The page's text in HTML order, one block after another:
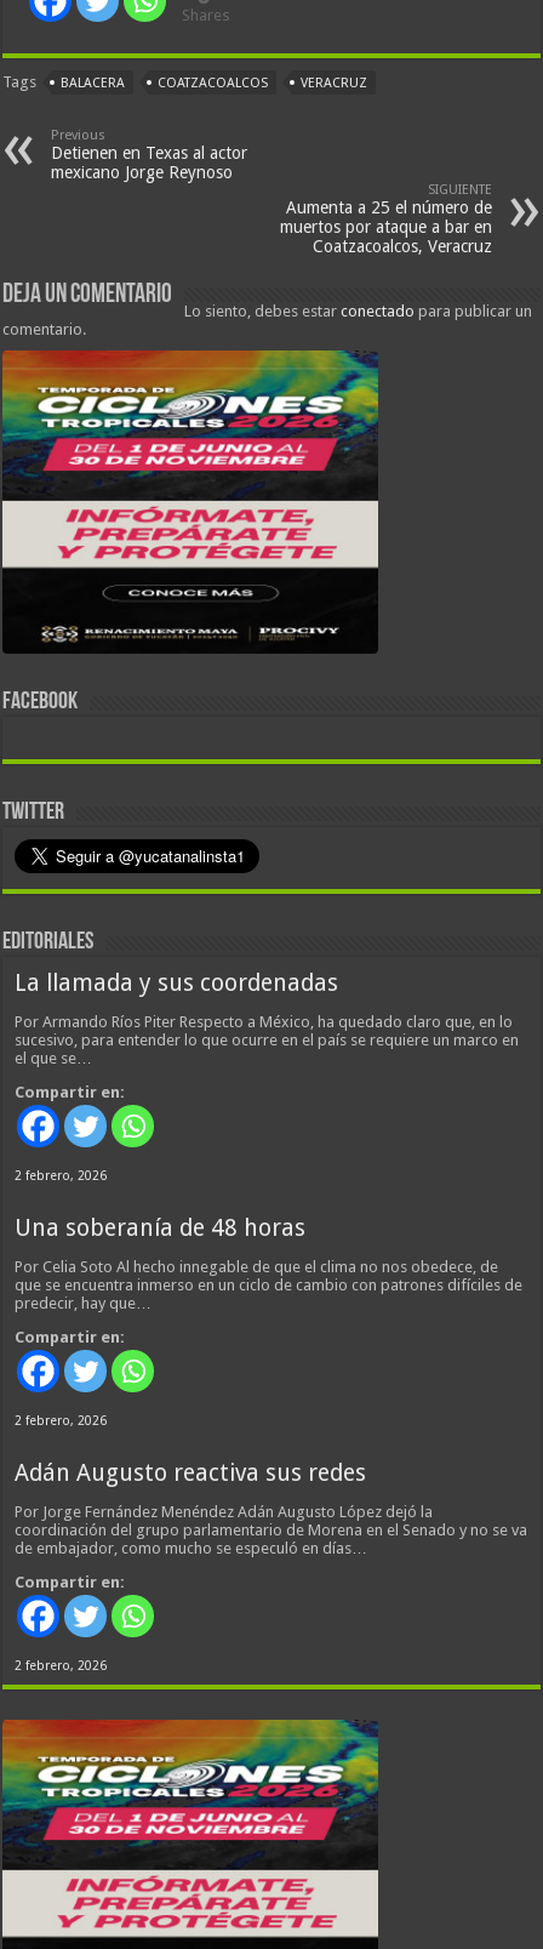
Shares
Tags BALACERA COATZACOALCOS VERACRUZ
Previous
Detienen en Texas al actor
mexicano Jorge Reynoso
SIGUIENTE
Aumenta a 25 el número de
muertos por ataque a bar en
Coatzacoalcos, Veracruz
Deja un comentario
Lo siento, debes estarconectado para publicar un
comentario.
FACEBOOK
TWITTER
EDITORIALES
La llamada y sus coordenadas
Por Armando Ríos Piter Respecto a México, ha quedado claro que, en lo
sucesivo, para entender lo que ocurre en el país se requiere un marco en
el que se…
Compartir en:
2 febrero, 2026
Una soberanía de 48 horas
Por Celia Soto Al hecho innegable de que el clima no nos obedece, de
que se encuentra inmerso en un ciclo de cambio con patrones difíciles de
predecir, hay que…
Compartir en:
2 febrero, 2026
Adán Augusto reactiva sus redes
Por Jorge Fernández Menéndez Adán Augusto López dejó la
coordinación del grupo parlamentario de Morena en el Senado y no se va
de embajador, como mucho se especuló en días…
Compartir en:
2 febrero, 2026